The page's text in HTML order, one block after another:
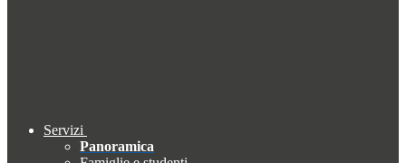
Servizi
Panoramica